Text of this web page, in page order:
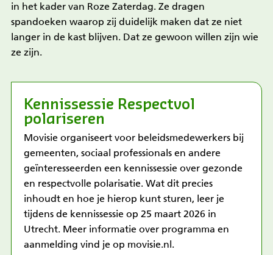
in het kader van Roze Zaterdag. Ze dragen
spandoeken waarop zij duidelijk maken dat ze niet
langer in de kast blijven. Dat ze gewoon willen zijn wie
ze zijn.
Kennissessie Respectvol
polariseren
Movisie organiseert voor beleidsmedewerkers bij
gemeenten, sociaal professionals en andere
geïnteresseerden een kennissessie over gezonde
en respectvolle polarisatie. Wat dit precies
inhoudt en hoe je hierop kunt sturen, leer je
tijdens de kennissessie op 25 maart 2026 in
Utrecht. Meer informatie over programma en
aanmelding vind je op movisie.nl .